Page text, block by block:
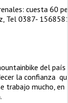
cuesta 60
Tel 0387-
del
la confianza
trabajo mucho,